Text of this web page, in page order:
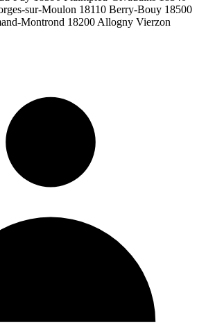
sur-Moulon 18110 Berry-Bouy 18500
Montrond 18200 Allogny Vierzon